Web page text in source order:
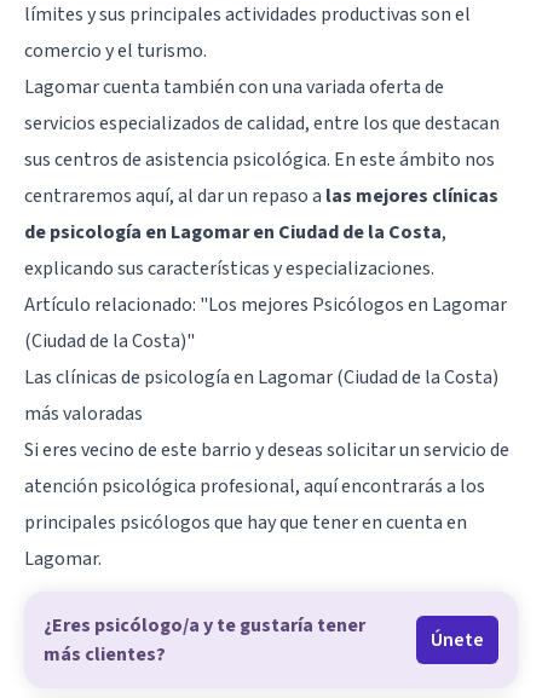
límites y sus principales actividades productivas son el
comercio y el turismo.
Lagomar cuenta también con una variada oferta de
servicios especializados de calidad, entre los que destacan
sus centros de asistencia psicológica. En este ámbito nos
centraremos aquí, al dar un repaso a las mejores clínicas
de psicología en Lagomar en Ciudad de la Costa,
explicando sus características y especializaciones.
Artículo relacionado: "Los mejores Psicólogos en Lagomar
(Ciudad de la Costa)"
Las clínicas de psicología en Lagomar (Ciudad de la Costa)
más valoradas
Si eres vecino de este barrio y deseas solicitar un servicio de
atención psicológica profesional, aquí encontrarás a los
principales psicólogos que hay que tener en cuenta en
Lagomar.
¿Eres psicólogo/a y te gustaría tener
más clientes?
Únete